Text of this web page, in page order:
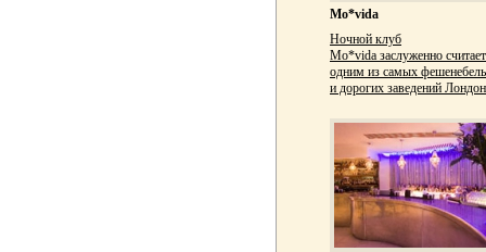
Mo*vida
Ночной клуб
Mo*vida заслуженно
одним из самых
и дорогих заведений